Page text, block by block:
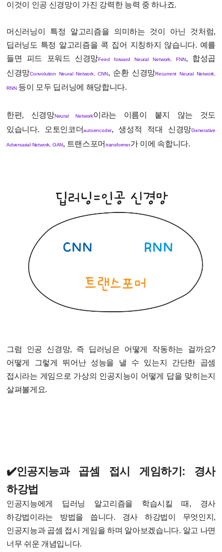
이것이 인공 신경망이 가진 강력한 능력 중 하나죠.
머신러닝이 특정 알고리즘을 의미하는 것이 아닌 것처럼,
딥러닝도 특정 알고리즘을 콕 집어 지칭하지 않습니다. 예를
들면 피드 포워드 신경망Feed forward Neural Network, FNN, 합성곱
신경망Convolution Neural Network, CNN, 순환 신경망Recurrent Neural Network,
RNN등이 모두 딥러닝에 해당합니다.
한편, 신경망Neural Network이라는 이름이 붙지 않는 것도
있습니다. 오토인코더autoencoder, 생성적 적대 신경망Generative
Adversarial Network, GAN, 트랜스포머 transformer가 이에 속합니다.
그럼 인공 신경망, 즉 딥러닝은 어떻게 작동하는 걸까요?
어떻게 그렇게 뛰어난 성능을 낼 수 있는지 간단한 곱셈
접시라는 게임으로 가상의 인공지능이 어떻게 답을 맞히는지
살펴볼게요.
✔️인공지능과 곱셈 접시 게임하기: 경사
하강법
인공지능에게 딥러닝 알고리즘을 학습시킬 때, 경사
하강법이라는 방법을 씁니다. 경사 하강법이 무엇인지,
인공지능과 곱셈 접시 게임을 하며 알아보겠습니다. 알고 나면
너무 쉬운 개념입니다.